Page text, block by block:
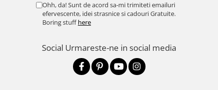
Ohh, da! Sunt de acord sa-mi trimiteti emailuri
efervescente, idei strasnice si cadouri Gratuite.
Boring stuffhere
Social Urmareste-ne in social media